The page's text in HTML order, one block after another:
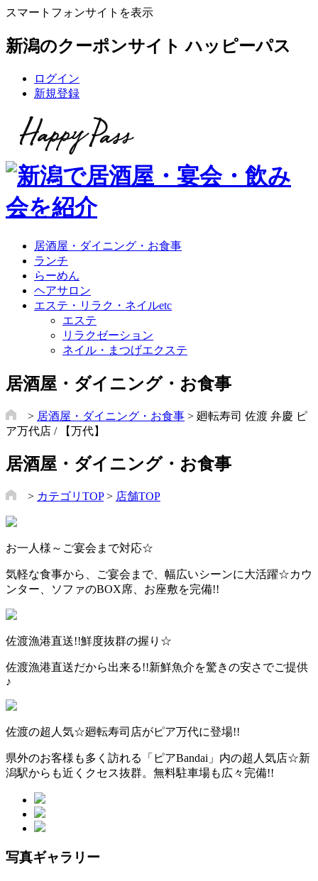
スマートフォンサイトを表示
新潟のクーポンサイト ハッピーパス
ログイン
新規登録
居酒屋・ダイニング・お食事
ランチ
らーめん
ヘアサロン
エステ・リラク・ネイルetc
エステ
リラクゼーション
ネイル・まつげエクステ
居酒屋・ダイニング・お食事
> 居酒屋・ダイニング・お食事 > 廻転寿司 佐渡 弁慶 ピ
ア万代店 / 【万代】
居酒屋・ダイニング・お食事
> カテゴリTOP> 店舗TOP
お一人様～ご宴会まで対応☆
気軽な食事から、ご宴会まで、幅広いシーンに大活躍☆カウ
ンター、ソファのBOX席、お座敷を完備!!
佐渡漁港直送!!鮮度抜群の握り☆
佐渡漁港直送だから出来る!!新鮮魚介を驚きの安さでご提供
♪
佐渡の超人気☆廻転寿司店がピア万代に登場!!
県外のお客様も多く訪れる「ピアBandai」内の超人気店☆新
潟駅からも近くクセス抜群。無料駐車場も広々完備!!
写真ギャラリー